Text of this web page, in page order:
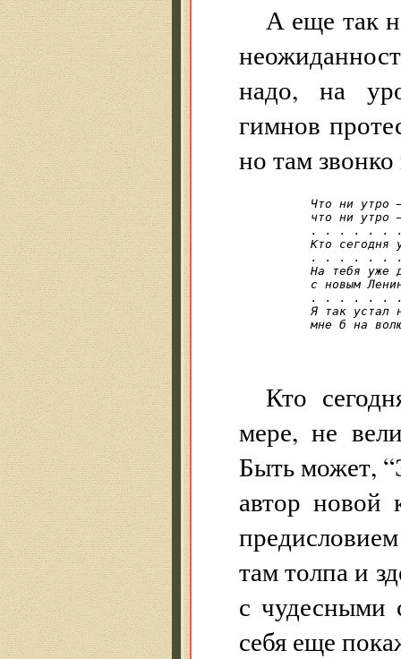
А еще так
надо, на
гимнов
но там
Что ни утро
что ни утро
. . . . . .
Кто сегодня
. . . . . .
На тебя уже
с новым
. . . . . .
Я так устал
мне б на
Кто
мере, не
Быть может,
автор новой
там толпа и
с чудесными
себя еще